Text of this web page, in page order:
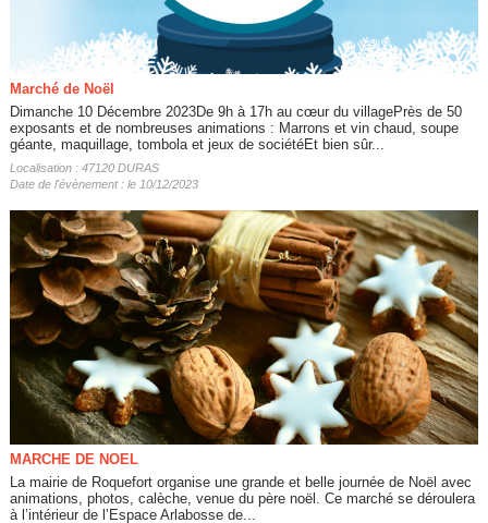
Marché de Noël
Dimanche 10 Décembre 2023De 9h à 17h au cœur du villagePrès de 50
exposants et de nombreuses animations : Marrons et vin chaud, soupe
géante, maquillage, tombola et jeux de sociétéEt bien sûr...
Localisation : 47120 DURAS
Date de l'évènement : le 10/12/2023
MARCHE DE NOEL
La mairie de Roquefort organise une grande et belle journée de Noël avec
animations, photos, calèche, venue du père noël. Ce marché se déroulera
à l’intérieur de l’Espace Arlabosse de...